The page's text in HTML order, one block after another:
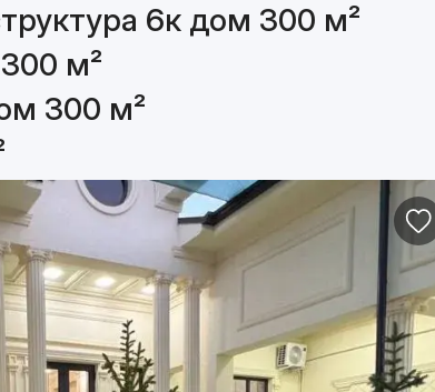
6к дом 300 м²
м²
300 м²